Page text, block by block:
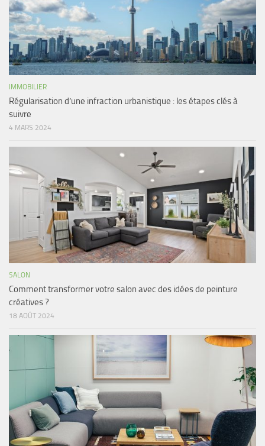
IMMOBILIER
Régularisation d’une infraction urbanistique : les étapes clés à
suivre
4 MARS 2024
SALON
Comment transformer votre salon avec des idées de peinture
créatives ?
18 AOÛT 2024